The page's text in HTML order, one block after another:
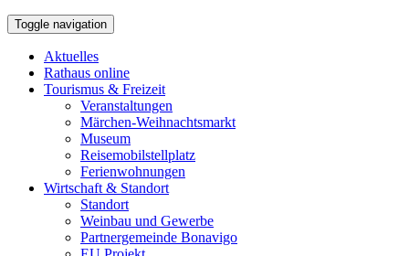
Toggle navigation
Aktuelles
Rathaus online
Tourismus & Freizeit
Veranstaltungen
Märchen-Weihnachtsmarkt
Museum
Reisemobilstellplatz
Ferienwohnungen
Wirtschaft & Standort
Standort
Weinbau und Gewerbe
Partnergemeinde Bonavigo